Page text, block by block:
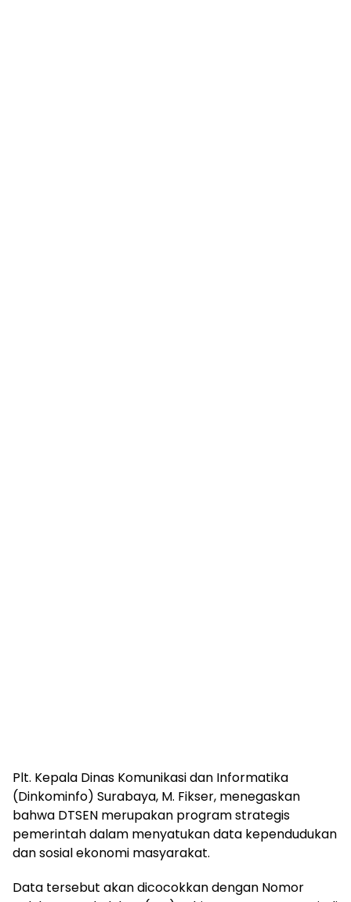
Plt. Kepala Dinas Komunikasi dan Informatika
(Dinkominfo) Surabaya, M. Fikser, menegaskan
bahwa DTSEN merupakan program strategis
pemerintah dalam menyatukan data kependudukan
dan sosial ekonomi masyarakat.
Data tersebut akan dicocokkan dengan Nomor